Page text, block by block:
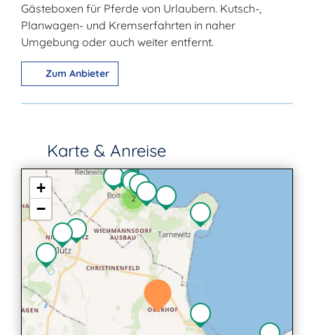
Gästeboxen für Pferde von Urlaubern. Kutsch-,
Planwagen- und Kremserfahrten in naher
Umgebung oder auch weiter entfernt.
Zum Anbieter
Karte & Anreise
2
+
−